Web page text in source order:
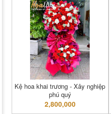
Kệ hoa khai trương - Xây nghiệp
phú quý
2,800,000